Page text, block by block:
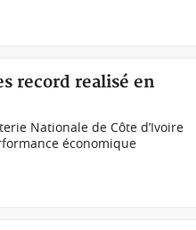
record realisé en
Nationale de Côte d’Ivoire
économique